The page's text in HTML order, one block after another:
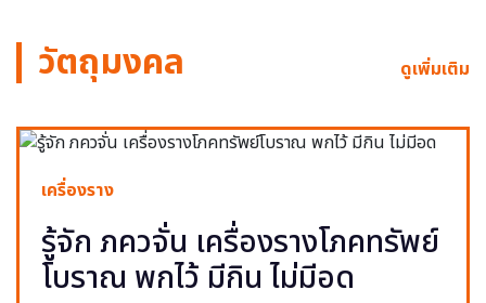
วัตถุมงคล ดูเพิ่มเติม
เครื่องราง
รู้จัก ภควจั่น เครื่องรางโภคทรัพย์
โบราณ พกไว้ มีกิน ไม่มีอด